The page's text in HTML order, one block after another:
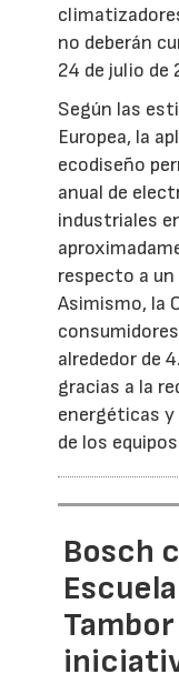
no deberán
24 de julio de
Según las
Europea, la
ecodiseño
anual de
industriales
respecto a
Asimismo, la
alrededor de
gracias a la
energéticas
de los
Bosch